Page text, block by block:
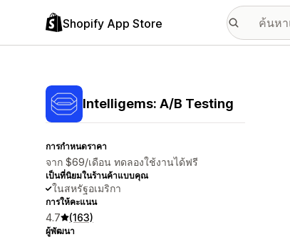
Shopify App Store
Intelligems: A/B Testing
การกำหนดราคา
จาก $69/เดือน ทดลองใช้งานได้ฟรี
เป็นที่นิยมในร้านค้าแบบคุณ
ในสหรัฐอเมริกา
การให้คะแนน
4.7 (163)
ผู้พัฒนา